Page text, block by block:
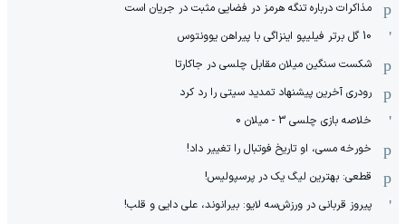
مذاکرات درباره تنگه هرمز در فضایی مثبت در جریان است
10 گل برتر فیلیپو اینزاگی با پیراهن یوونتوس
شکست سنگین میلان مقابل چلسی در جاکارتا
رودری آخرین پیشنهاد تمدید سیتی را رد کرد
خلاصه بازی چلسی 3 - میلان 0
خورخه مسی، او تاریخ فوتبال را تغییر داد!
قطعی: بهترین لیگ یک در پرسپولیس!
پیروز قربانی در ورزش‌سه لایو: بیرانوند، علی دایی و قلب!